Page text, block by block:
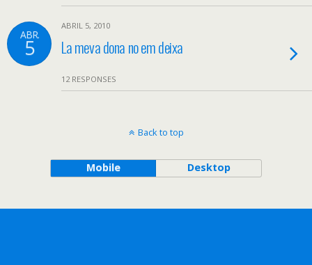
ABR.
5
ABRIL 5, 2010
La meva dona no em deixa
12 RESPONSES
Back to top
Mobile Desktop